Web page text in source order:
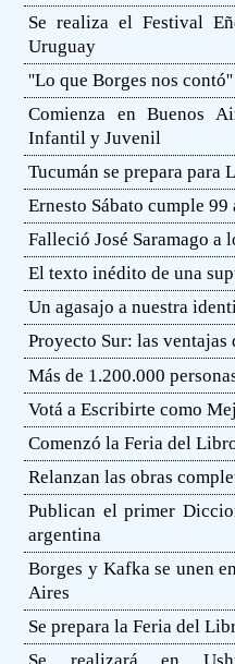
Se realiza el Festival
Uruguay
''Lo que Borges nos
Comienza en Buenos
Infantil y Juvenil
Tucumán se prepara para
Ernesto Sábato cumple 99
Falleció José Saramago a
El texto inédito de una
Un agasajo a nuestra
Proyecto Sur: las ventajas
Más de 1.200.000
Votá a Escribirte como
Comenzó la Feria del
Relanzan las obras
Publican el primer
argentina
Borges y Kafka se unen
Aires
Se prepara la Feria del